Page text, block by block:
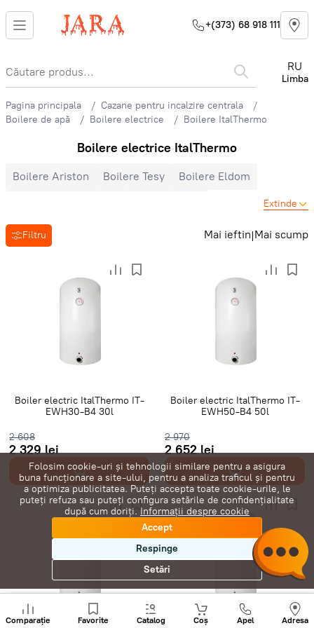
+(373) 68 918 111
RU
Limba
Pagina principala
Cazane pentru incalzire centrala
Boilere de apă
Boilere electrice Boilere ItalThermo
Boilere electrice ItalThermo
Boilere Ariston Boilere Tesy
Boilere Eldom
Boilere ItalThermo
Boilere Baxi
Boilere 30 litri
Boilere 50 litri
Boilere 80 litri
Boilere 100 litri
Boilere cu încălzitor uscat
Extinde
Filtru Mai ieftin|Mai scump
Boiler electric ItalThermo IT-
EWH30-B4 30l
2 608
2 329 lei
Boiler electric ItalThermo IT-
EWH50-B4 50l
2 970
2 652 lei
Comparație Favorite Catalog Coș Apel Adresa
Sunați
+
Folosim cookie-uri și tehnologii similare pentru a asigura
buna funcționare a site-ului, pentru a analiza traficul și pentru
a optimiza publicitatea. Puteți accepta toate cookie-urile, le
puteți refuza sau puteți configura setările de confidențialitate
după cum doriți. Informații despre cookie
Accept
Respinge
Setări